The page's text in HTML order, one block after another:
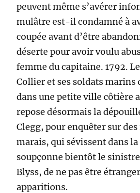
peuvent même s’avérer
mulâtre est-il condamné à
coupée avant d’être
déserte pour avoir voulu
femme du capitaine. 1792.
Collier et ses soldats marins
dans une petite ville côtière
repose désormais la
Clegg, pour enquêter sur
marais, qui sévissent dans
soupçonne bientôt le
Blyss, de ne pas être
apparitions.